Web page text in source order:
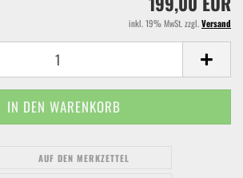
inkl. 19% MwSt. zzgl.Versand
AUF DEN MERKZETTEL